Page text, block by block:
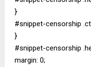
}
#snippet-censorship
}
#snippet-censorship
margin: 0;